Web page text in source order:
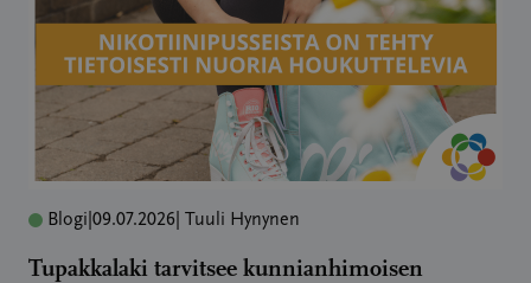
Blogi 09.07.2026 | Tuuli Hynynen
Tupakkalaki tarvitsee kunnianhimoisen